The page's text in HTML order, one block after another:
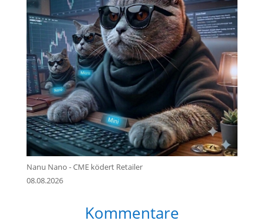
Nanu Nano - CME ködert Retailer
08.08.2026
Kommentare